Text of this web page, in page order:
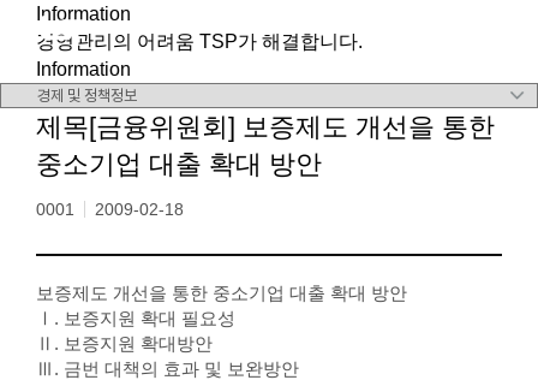
메뉴 바로가기본문 바로가기
Information
경영관리의 어려움 TSP가 해결합니다.
Information
제목[금융위원회] 보증제도 개선을 통한
중소기업 대출 확대 방안
0001 2009-02-18
보증제도 개선을 통한 중소기업 대출 확대 방안
Ⅰ. 보증지원 확대 필요성
Ⅱ. 보증지원 확대방안
Ⅲ. 금번 대책의 효과 및 보완방안